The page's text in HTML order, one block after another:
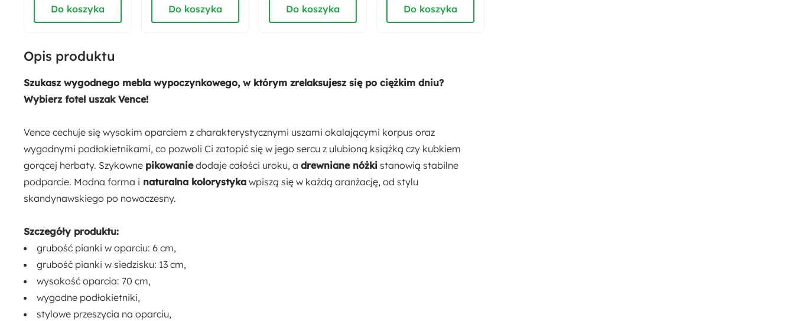
Wysokość nóżek:
Wysokość oparcia:
Wysokość siedziska:
55 cm
Ilość paczek:
1
Pufa w zestawie:
Nie
Długość:
Do koszyka Do koszyka Do koszyka Do koszyka
Opis produktu
Szukasz wygodnego mebla wypoczynkowego, w którym zrelaksujesz się po ciężkim dniu?
Wybierz fotel uszak Vence!
Vence cechuje się wysokim oparciem z charakterystycznymi uszami okalającymi korpus oraz
wygodnymi podłokietnikami, co pozwoli Ci zatopić się w jego sercu z ulubioną książką czy kubkiem
gorącej herbaty. Szykowne pikowaniedodaje całości uroku, a drewniane nóżki stanowią stabilne
podparcie. Modna forma i naturalna kolorystyka wpiszą się w każdą aranżację, od stylu
skandynawskiego po nowoczesny.
Szczegóły produktu:
grubość pianki w oparciu: 6 cm,
grubość pianki w siedzisku: 13 cm,
wysokość oparcia: 70 cm,
wygodne podłokietniki,
stylowe przeszycia na oparciu,